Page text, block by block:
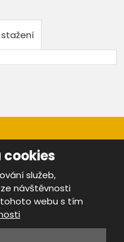
stažení
je
osobních údajů
služeb,
návštěvnosti
webu s tím